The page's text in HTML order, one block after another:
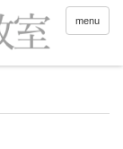
menu